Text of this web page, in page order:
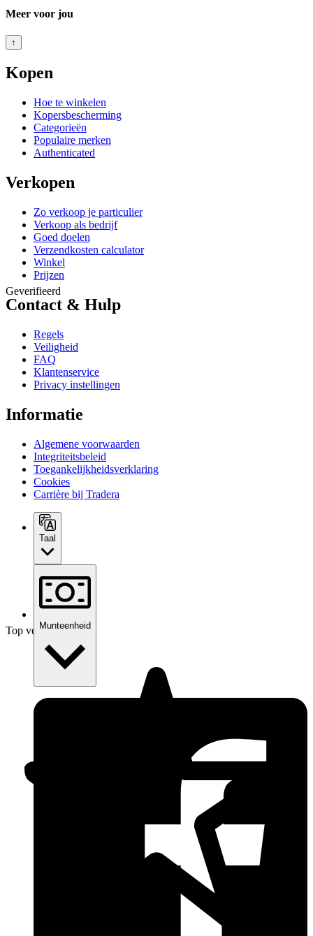
Geverifieerd
Top verkoper
Meer voor jou
↑
Kopen
Hoe te winkelen
Kopersbescherming
Categorieën
Populaire merken
Authenticated
Verkopen
Zo verkoop je particulier
Verkoop als bedrijf
Goed doelen
Verzendkosten calculator
Winkel
Prijzen
Contact & Hulp
Regels
Veiligheid
FAQ
Klantenservice
Privacy instellingen
Informatie
Algemene voorwaarden
Integriteitsbeleid
Toegankelijkheidsverklaring
Cookies
Carrière bij Tradera
Taal
Munteenheid